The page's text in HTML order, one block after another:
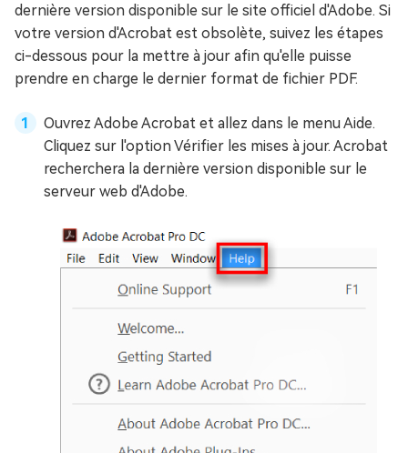
dernière version disponible sur le site officiel d'Adobe. Si
votre version d'Acrobat est obsolète, suivez les étapes
ci-dessous pour la mettre à jour afin qu'elle puisse
prendre en charge le dernier format de fichier PDF.
Ouvrez Adobe Acrobat et allez dans le menu Aide.
Cliquez sur l'option Vérifier les mises à jour. Acrobat
recherchera la dernière version disponible sur le
serveur web d'Adobe.